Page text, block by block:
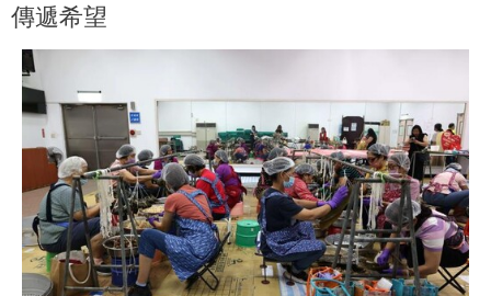
傳遞希望